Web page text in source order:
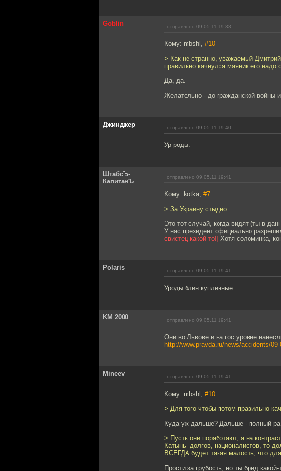
Goblin отправлено 09.05.11 19:38
Кому: mbshl, #10
> Как не странно, уважаемый
правильно качнулся маяник его надо
Да, да.
Желательно - до гражданской войны
Джинджер отправлено 09.05.11 19:40
Ур-роды.
ШтабсЪ-
КапитанЪ
отправлено 09.05.11 19:41
Кому: kotka, #7
> За Украину стыдно.
Это тот случай, когда видят (ты в
У нас президент официально
свистец какой-то!] Хотя соломинка,
Polaris отправлено 09.05.11 19:41
Уроды блин купленные.
KM 2000 отправлено 09.05.11 19:41
Они во Львове и на гос уровне
http://www.pravda.ru/news/accidents/
Mineev отправлено 09.05.11 19:41
Кому: mbshl, #10
> Для того чтобы потом правильно
Куда уж дальше? Дальше - полный
> Пусть они поработают, а на
Катынь, долгов, националистов, то
ВСЕГДА будет такая малость, что
Прости за грубость, но ты бред какой-